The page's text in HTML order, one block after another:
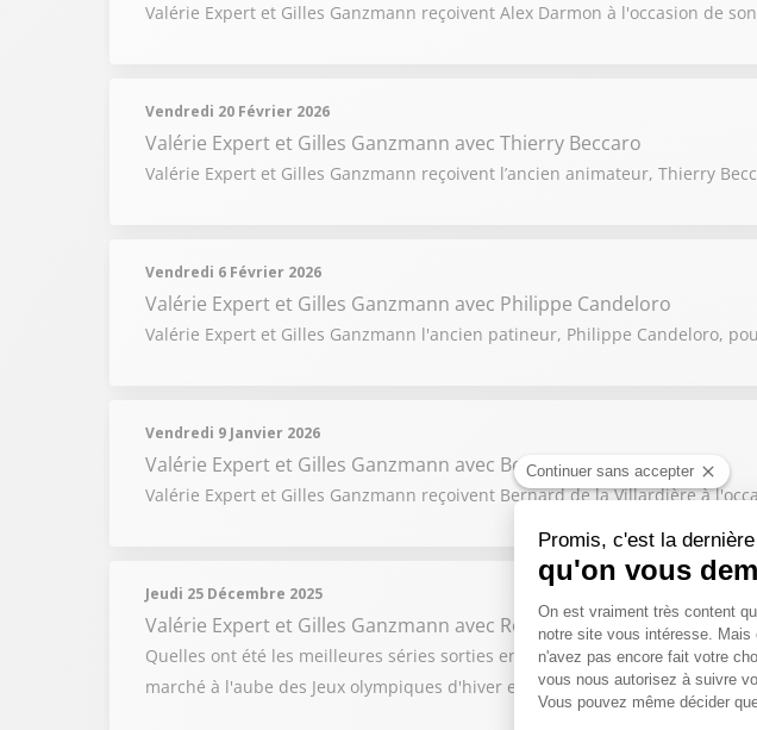
Valérie Expert et Gilles Ganzmann reçoivent Alex Darmon à l'occasion de
Vendredi 20 Février 2026
Valérie Expert et Gilles Ganzmann avec Thierry Beccaro
Valérie Expert et Gilles Ganzmann reçoivent l’ancien animateur, Thierry
Vendredi 6 Février 2026
Valérie Expert et Gilles Ganzmann avec Philippe Candeloro
Valérie Expert et Gilles Ganzmann l'ancien patineur, Philippe Candeloro,
Vendredi 9 Janvier 2026
Valérie Expert et Gilles Ganzmann avec Bernard de La Villardière
Valérie Expert et Gilles Ganzmann reçoivent Bernard de la Villardière à
Jeudi 25 Décembre 2025
Valérie Expert et Gilles Ganzmann avec Romain Nigita, Pierre-
Quelles ont été les meilleures séries sorties en 2025 et celles à voir
marché à l'aube des Jeux olympiques d'hiver et du Mondial de football 2026